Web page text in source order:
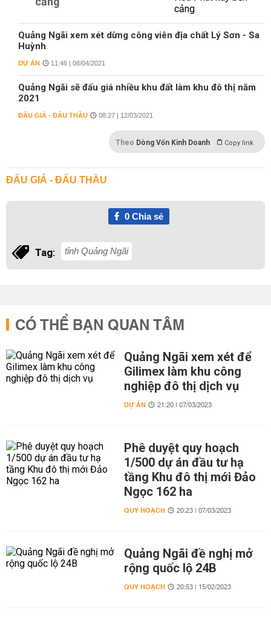
Quảng Ngãi xem xét dừng công viên địa chất Lý Sơn - Sa
Huỳnh
DỰ ÁN 11:46 | 08/04/2021
Quảng Ngãi sẽ đấu giá nhiều khu đất làm khu đô thị năm
2021
ĐẤU GIÁ - ĐẤU THẦU 08:27 | 12/03/2021
Theo Dòng Vốn Kinh Doanh Copy link
ĐẤU GIÁ - ĐẤU THẦU
0Chia sẻ
Tag: tỉnh Quảng Ngãi
CÓ THỂ BẠN QUAN TÂM
Quảng Ngãi xem xét để
Gilimex làm khu công
nghiệp đô thị dịch vụ
DỰ ÁN 21:20 | 07/03/2023
Phê duyệt quy hoạch
1/500 dự án đầu tư hạ
tầng Khu đô thị mới Đảo
Ngọc 162 ha
QUY HOẠCH 20:23 | 07/03/2023
Quảng Ngãi đề nghị mở
rộng quốc lộ 24B
QUY HOẠCH 20:53 | 15/02/2023